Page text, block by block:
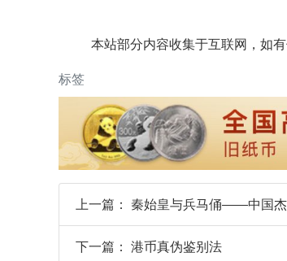
本站部分内容收集于互联网，如
标签
上一篇： 秦始皇与兵马俑——中国杰
下一篇： 港币真伪鉴别法